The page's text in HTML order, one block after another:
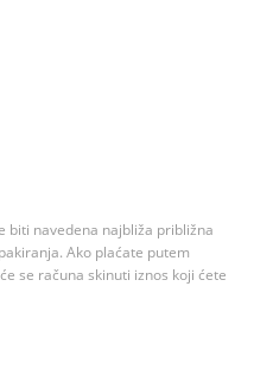
biti navedena najbliža približna
Ako plaćate putem
se računa skinuti iznos koji ćete